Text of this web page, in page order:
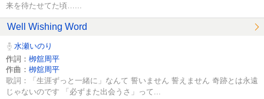
来を待たせてた頃…...
Well Wishing Word
水瀬いのり
作詞： 栁舘周平
作曲： 栁舘周平
歌詞：「生涯ずっと一緒に」なんて 誓いません 誓えません 奇跡とは永遠
じゃないのです 「必ずまた出会うさ」って...